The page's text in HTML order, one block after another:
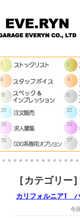
[カテゴリー
カリフォルニアT
今回、カリフ